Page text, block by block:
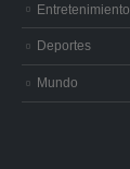
Entretenimiento
Deportes
Mundo